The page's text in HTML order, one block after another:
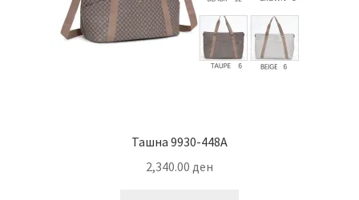
Ташна 9930-448A
2,340.00 ден